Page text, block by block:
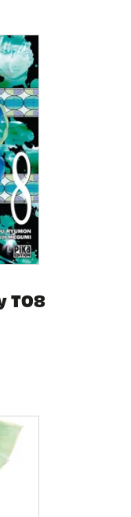
T08